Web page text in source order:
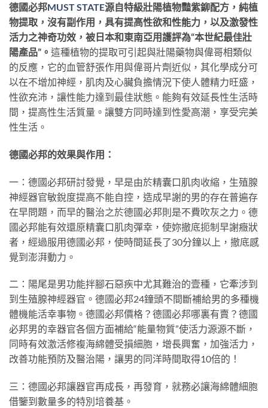
德國必邦MUST STATE源自特級壯陽植物豔紫鉚配方，純植
物提取，沒有副作用，具有提高性欲和性能力，以及激發性
活力之神奇功效，被日本和東南亞用護評為“本世紀最佳壯
陽產品”。 這種植物的提取可引起與壯陽藥物與偉哥相類似
的反應，它的血管舒張作用與偉哥片劑近似，其化學成分可
以在不增加神經，肌肉及心臟負擔情況下使人體精力旺盛，
性欲充沛，讓性能力達到最佳狀態。能夠有效延長性生活時
間，提高性生活質量。讓雙方同時達到性愛高潮，享受完美
性生活。
德國必邦的效果與作用：
一：德國必邦研討發覺，早是由於精囊口肌肉收縮，生殖腺
神經器官敏銳度提高不能自控，造成早謝的男的存在普遍存
在早問題，而早的醫治之於德國必邦則是不費吹灰之力。德
國必邦能有效還原精囊口肌肉彈幸，使妳撤底扼制早謝癥狀
者，經過服用德國必邦，使時間延長了30分鐘以上，撤底感
覺到澎湃動力。
二：陽尾是男功能拌腳石惡疾中尤其難治的壹種，它牽涉到
到生殖腺神經器官。德國必邦24鐘頭不間斷補給男的多種機
體機能活幸事物。德國必邦價格？德國必邦哪裏有賣？德國
必邦男的幸器官各個方面補給“能量物質”使活力源源不斷，
同時有效激活修複海綿體受損細胞，增長興奮，加強活力，
改善功能預防及醫治陽，讓男的同洋時間取得10倍的！
三：德國必邦讓器官再成長，再發育，就務必讓海綿體細胞
借鑒到數量多的特別培養基。